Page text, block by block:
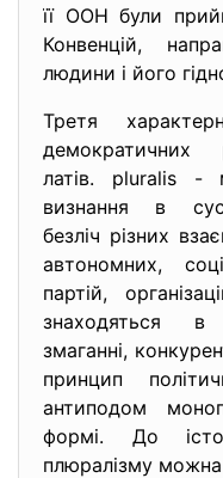
її ООН були
Конвенцій,
людини і його
Третя
демократичних
латів. рluralis -
визнання в
безліч різних
автономних,
партій,
знаходяться в
змаганні,
принцип
антиподом
формі. До
плюралізму можна